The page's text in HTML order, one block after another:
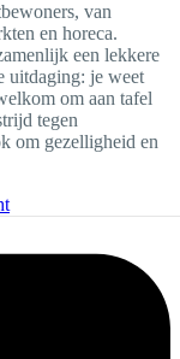
van
en horeca.
een lekkere
uitdaging: je weet
om aan tafel
tegen
om gezelligheid en